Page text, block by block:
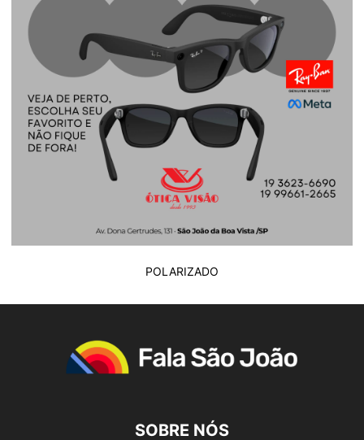
POLARIZADO
SOBRE NÓS